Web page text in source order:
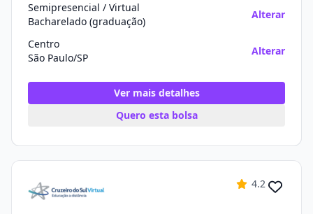
Semipresencial / Virtual
Bacharelado (graduação)
Alterar
Centro
São Paulo/SP
Alterar
Ver mais detalhes
Quero esta bolsa
4.2